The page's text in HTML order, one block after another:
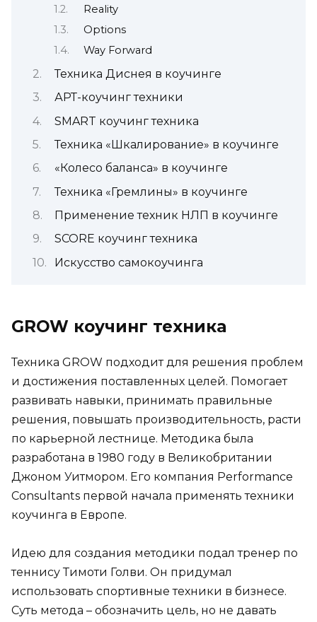
Reality
Options
Way Forward
Техника Диснея в коучинге
АРТ-коучинг техники
SMART коучинг техника
Техника «Шкалирование» в коучинге
«Колесо баланса» в коучинге
Техника «Гремлины» в коучинге
Применение техник НЛП в коучинге
SCORE коучинг техника
Искусство самокоучинга
GROW коучинг техника
Техника GROW подходит для решения проблем
и достижения поставленных целей. Помогает
развивать навыки, принимать правильные
решения, повышать производительность, расти
по карьерной лестнице. Методика была
разработана в 1980 году в Великобритании
Джоном Уитмором. Его компания Performance
Consultants первой начала применять техники
коучинга в Европе.
Идею для создания методики подал тренер по
теннису Тимоти Голви. Он придумал
использовать спортивные техники в бизнесе.
Суть метода – обозначить цель, но не давать